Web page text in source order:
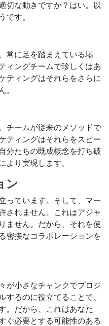
切な動きですか？はい。以
です。
常に足を踏まえている場
ィングチームで珍しくはあ
ティングはそれらをさらに
。
チームが従来のメソッドで
ティングはそれらをスピー
分たちの既成概念を打ち破
より実現します。
ン
っています。そして、マー
されません。これはアジャ
ません。だから、それを使
密接なコラボレーションを
が小さなチャンクでプロジ
するのに役立てることで、
。だから、これはあなた
ぐ必要とする可能性のある